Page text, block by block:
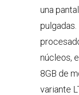
una
núcleos,
8GB de
variante